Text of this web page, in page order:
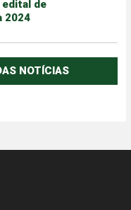
edital de
2024
NOTÍCIAS